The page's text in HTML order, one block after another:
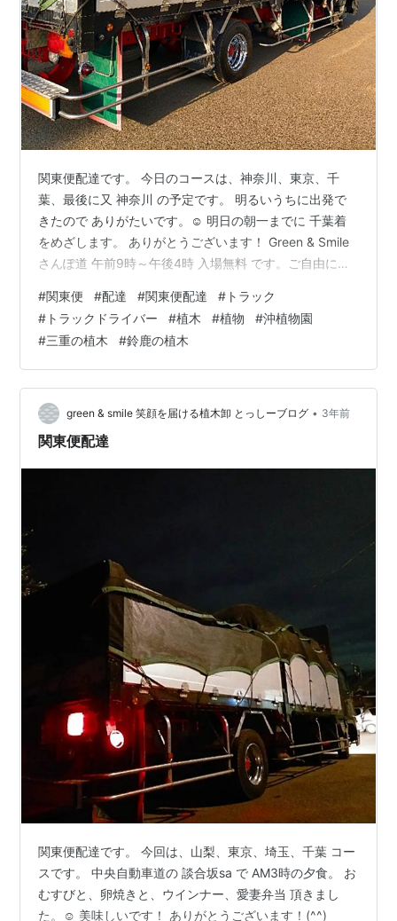
関東便配達です。 今日のコースは、神奈川、東京、千
葉、最後に又 神奈川 の予定です。 明るいうちに出発で
きたので ありがたいです。☺️ 明日の朝一までに 千葉着
をめざします。 ありがとうございます！ Green & Smile
さんぽ道 午前9時～午後4時 入場無料 です。ご自由にお
Twitterhttps://twitter.com/suzuka_lovely28 株式会社 沖
植物園 ホームページ
http://www.mecha.ne.jp/~okisyoku/ Green & Smile さん
ぽ道 ホームページhttps://…
#関東便 #配達 #関東便配達 # トラック
# トラックドライバー #植木 #植物 #沖植物園
#三重の植木 #鈴鹿の植木
green & smile 笑顔を届ける植木卸 とっしーブログ • 3年前
関東便配達
関東便配達です。 今回は、山梨、東京、埼玉、千葉 コー
スです。 中央自動車道の 談合坂sa で AM3時の夕食。 お
むすびと、卵焼きと、ウインナー、愛妻弁当 頂きまし
た。☺️ 美味しいです！ ありがとうございます！(^^)